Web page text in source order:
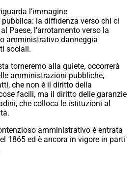
l’immagine
la diffidenza verso chi ci
Paese, l’arrotamento verso la
amministrativo danneggia
sociali.
torneremo alla quiete, occorrerà
amministrazioni pubbliche,
che non è il diritto della
facili, ma il diritto delle garanzie
che colloca le istituzioni al
amministrativo è entrata
1865 ed è ancora in vigore in parti